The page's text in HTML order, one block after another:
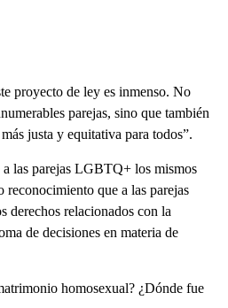
proyecto de ley es inmenso. No
parejas, sino que también
justa y equitativa para todos”.
las parejas LGBTQ+ los mismos
reconocimiento que a las parejas
derechos relacionados con la
de decisiones en materia de
homosexual? ¿Dónde fue